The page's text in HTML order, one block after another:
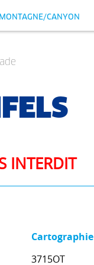
MONTAGNE/CANYON
INTERDIT
Cartographie
3715OT